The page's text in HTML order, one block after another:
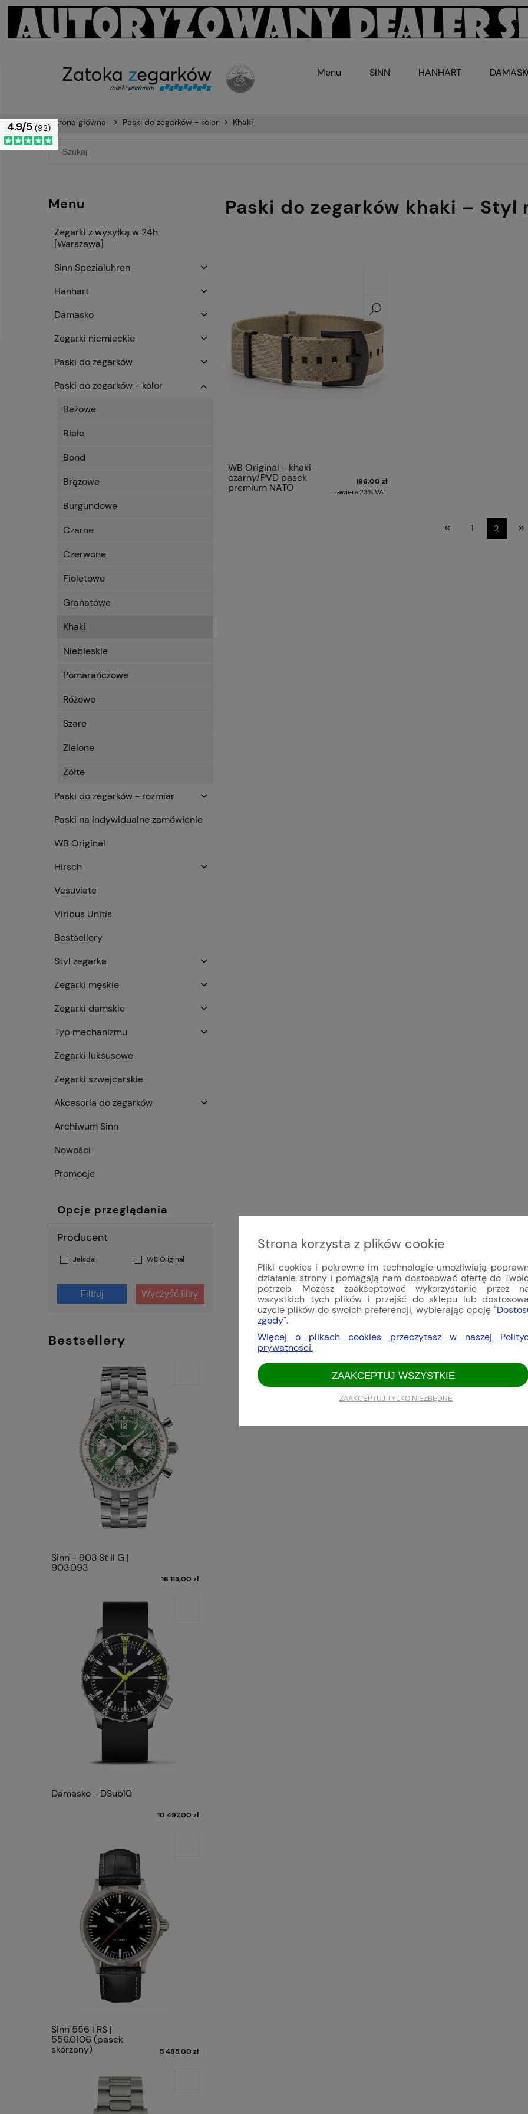
Menu SINN HANHART
Strona główna Paski do zegarków - kolor Khaki
Menu
Zegarki z wysyłką w 24h
[Warszawa]
Sinn Spezialuhren
Hanhart
Damasko
Zegarki niemieckie
Paski do zegarków
Paski do zegarków - kolor
Beżowe
Białe
Bond
Brązowe
Burgundowe
Czarne
Czerwone
Fioletowe
Granatowe
Khaki
Niebieskie
Pomarańczowe
Różowe
Szare
Zielone
Żółte
Paski do zegarków - rozmiar
Paski na indywidualne zamówienie
WB Original
Hirsch
Vesuviate
Viribus Unitis
Bestsellery
Styl zegarka
Zegarki męskie
Zegarki damskie
Typ mechanizmu
Zegarki luksusowe
Zegarki szwajcarskie
Akcesoria do zegarków
Archiwum Sinn
Nowości
Promocje
Opcje przeglądania
Producent
Jelsdal WB Original
Filtruj Wyczyść filtry
Bestsellery
Sinn - 903 St II G |
903.093
16 113,00 zł
Damasko - DSub10
10 497,00 zł
Sinn 556 I RS |
556.0106 (pasek
skórzany)
5 485,00 zł
Paski do zegarków khaki –
WB Original - khaki-
czarny/PVD pasek
premium NATO
196,00 zł
zawiera 23% VAT
« 1 2 »
Strona korzysta z plików cookie
Pliki cookies i pokrewne im technologie umożliwiają
działanie strony i pomagają nam dostosować ofertę do
potrzeb. Możesz zaakceptować wykorzystanie przez
wszystkich tych plików i przejść do sklepu lub
użycie plików do swoich preferencji, wybierając opcję
zgody".
Więcej o plikach cookies przeczytasz w naszej
prywatności.
ZAAKCEPTUJ TYLKO NIEZBĘDNE
ZAAKCEPTUJ WSZYSTKIE
4.9/5 (92)